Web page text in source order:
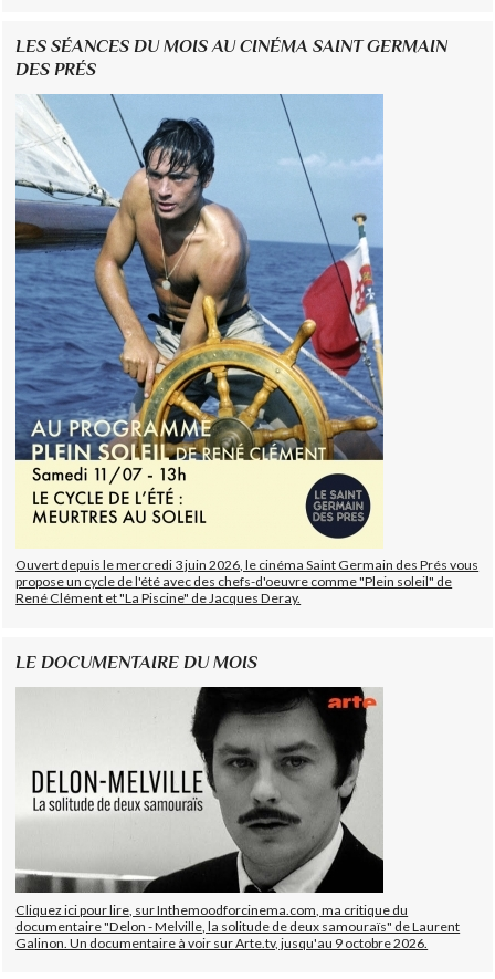
LES SÉANCES DU MOIS AU CINÉMA SAINT GERMAIN
DES PRÉS
Ouvert depuis le mercredi 3 juin 2026, le cinéma Saint Germain des Prés vous
propose un cycle de l'été avec des chefs-d'oeuvre comme "Plein soleil" de
René Clément et "La Piscine" de Jacques Deray.
LE DOCUMENTAIRE DU MOIS
Cliquez ici pour lire, sur Inthemoodforcinema.com, ma critique du
documentaire "Delon - Melville, la solitude de deux samouraïs" de Laurent
Galinon. Un documentaire à voir sur Arte.tv, jusqu'au 9 octobre 2026.